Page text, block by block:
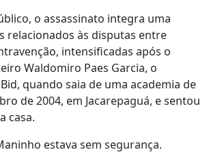
o assassinato integra uma
relacionados às disputas entre
intensificadas após o
Waldomiro Paes Garcia, o
quando saia de uma academia de
de 2004, em Jacarepaguá, e sentou
casa.
estava sem segurança.